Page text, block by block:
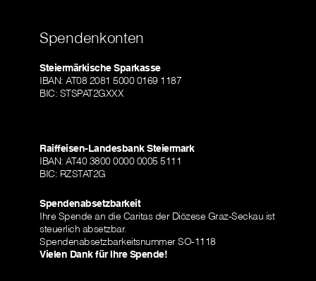
Spendenkonten
Steiermärkische Sparkasse
IBAN: AT08 2081 5000 0169 1187
BIC: STSPAT2GXXX
Raiffeisen-Landesbank Steiermark
IBAN: AT40 3800 0000 0005 5111
BIC: RZSTAT2G
Spendenabsetzbarkeit
Ihre Spende an die Caritas der Diözese Graz-Seckau ist
steuerlich absetzbar.
Spendenabsetzbarkeitsnummer SO-1118
Vielen Dank für Ihre Spende!